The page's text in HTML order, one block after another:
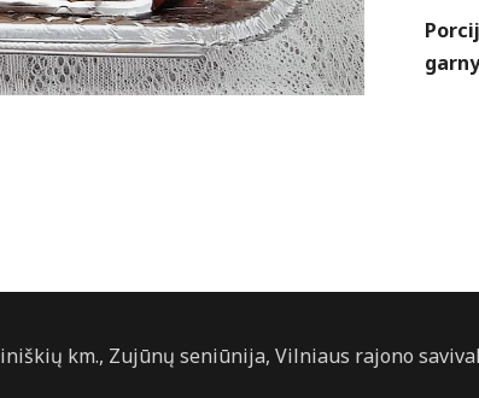
km., Zujūnų seniūnija, Vilniaus rajono